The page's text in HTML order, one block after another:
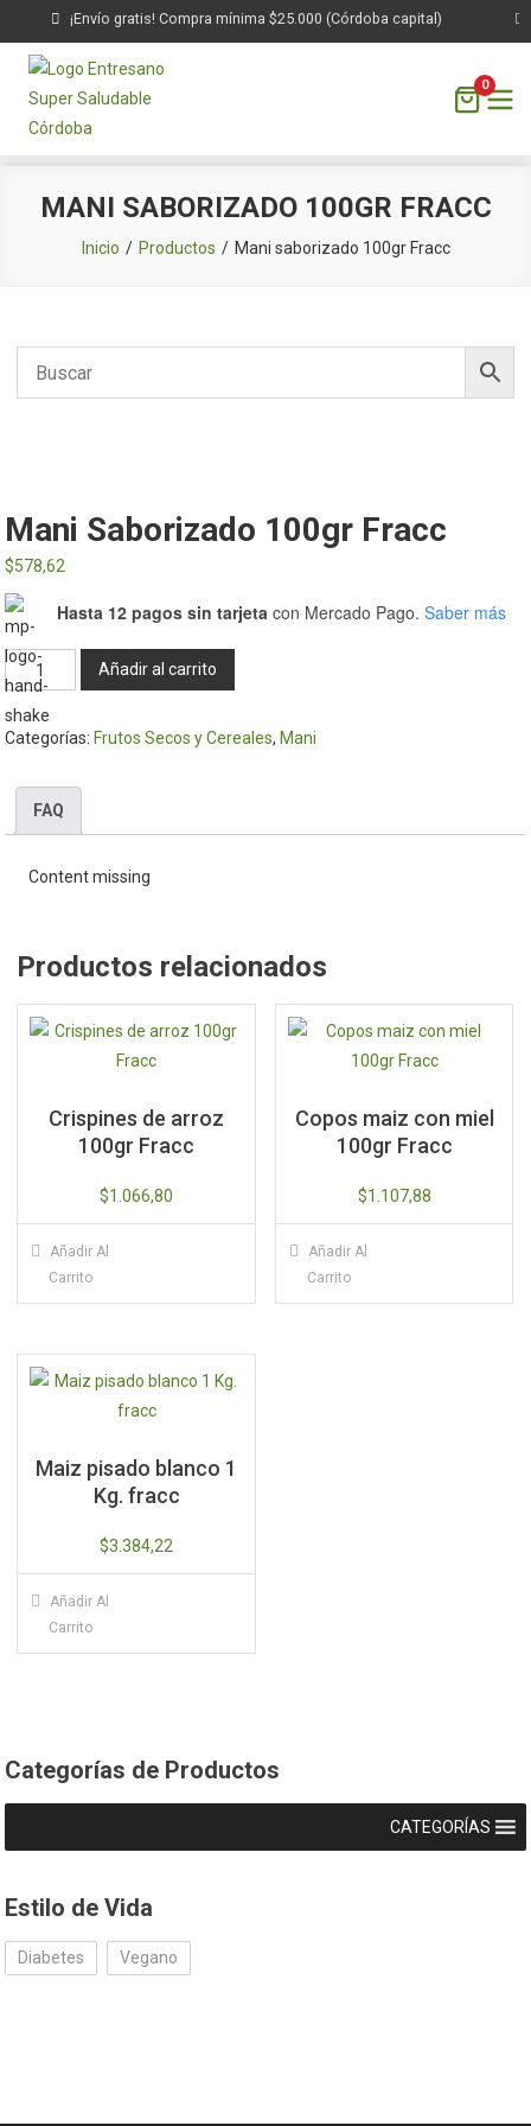
¡Envío gratis! Compra mínima $25.000 (Córdoba capital)
0
MANI SABORIZADO 100GR FRACC
Inicio Productos Mani saborizado 100gr Fracc
Mani Saborizado 100gr Fracc
$578,62
Hasta 12 pagos sin tarjeta con Mercado Pago. Saber más
Mani
saborizado
100gr
Fracc
Añadir al carrito
Categorías: Frutos Secos y Cereales, Mani
FAQ
Content missing
Productos relacionados
Crispines de arroz
100gr Fracc
$1.066,80
Añadir Al
Carrito
Copos maiz con miel
100gr Fracc
$1.107,88
Añadir Al
Carrito
Maiz pisado blanco 1
Kg. fracc
$3.384,22
Añadir Al
Carrito
Categorías de Productos
CATEGORÍAS
Estilo de Vida
Diabetes Vegano